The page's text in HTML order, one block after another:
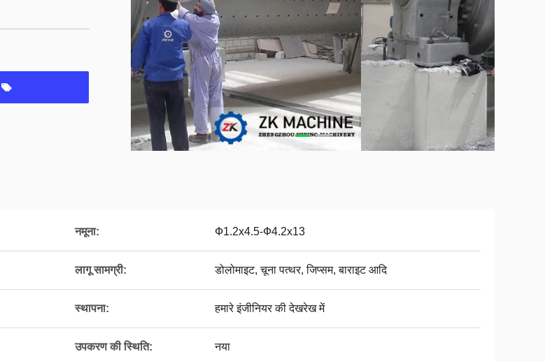
नमूना: Ф1.2x4.5-Ф4.2x13
लागू सामग्री: डोलोमाइट, चूना पत्थर, जिप्सम, बाराइट आदि
स्थापना: हमारे इंजीनियर की देखरेख में
उपकरण की स्थिति: नया